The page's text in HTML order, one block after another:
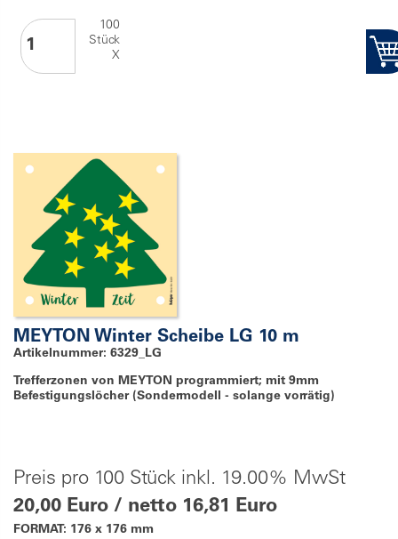
100
Stück
X
MEYTON Winter Scheibe LG 10 m
Artikelnummer: 6329_LG
Trefferzonen von MEYTON programmiert; mit 9mm
Befestigungslöcher (Sondermodell - solange vorrätig)
Preis pro 100 Stück inkl. 19.00% MwSt
20,00 Euro / netto 16,81 Euro
FORMAT: 176 x 176 mm